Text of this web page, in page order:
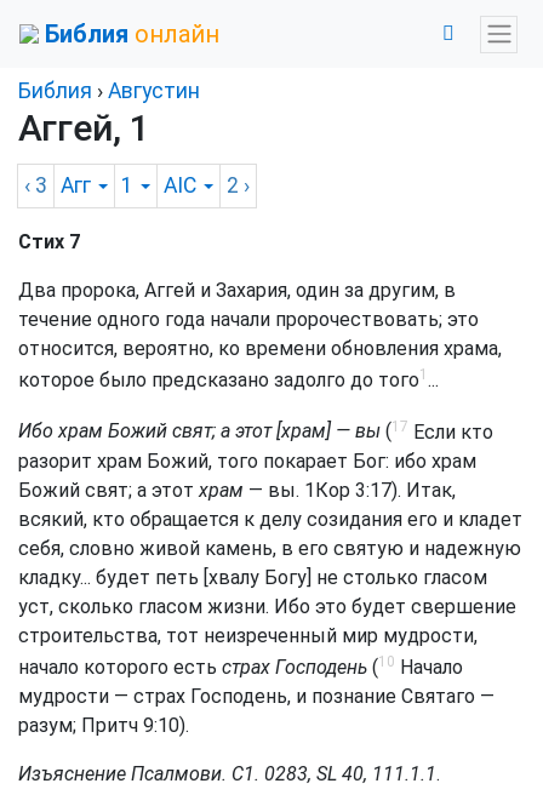
Библия онлайн
Библия › Августин
Аггей, 1
‹ 3 Агг 1 AIC 2 ›
Стих 7
Два пророка, Аггей и Захария, один за другим, в
течение одного года начали пророчествовать; это
относится, вероятно, ко времени обновления храма,
которое было предсказано задолго до того1 ...
Ибо храм Божий свят; а этот [храм] — вы (17 Если кто
разорит храм Божий, того покарает Бог: ибо храм
Божий свят; а этот храм — вы. 1Кор 3:17). Итак,
всякий, кто обращается к делу созидания его и кладет
себя, словно живой камень, в его святую и надежную
кладку... будет петь [хвалу Богу] не столько гласом
уст, сколько гласом жизни. Ибо это будет свершение
строительства, тот неизреченный мир мудрости,
начало которого есть страх Господень (10 Начало
мудрости — страх Господень, и познание Святаго —
разум; Притч 9:10).
Изъяснение Псалмови. С1. 0283, SL 40, 111.1.1.